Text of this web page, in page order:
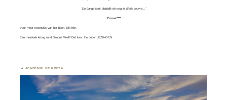
“De Lange kent duidelijk de weg in Weils oeuvre…”
Trouw****
Voor meer recensies van het boek, klik hier.
Een muzikale lezing rond Simone Weil? Dat kan. Zie onderLEZINGEN
ACADEMIE OP KRETA